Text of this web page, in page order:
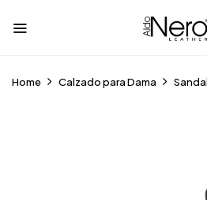
Home Calzado para Dama